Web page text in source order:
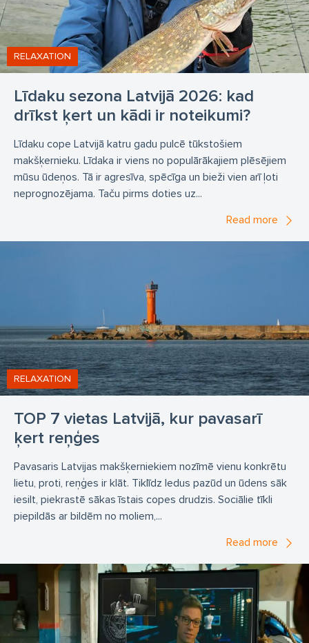
Līdaku sezona Latvijā 2026: kad
drīkst ķert un kādi ir noteikumi?
RELAXATION
Līdaku cope Latvijā katru gadu pulcē tūkstošiem
makšķernieku. Līdaka ir viens no populārākajiem plēsējiem
mūsu ūdeņos. Tā ir agresīva, spēcīga un bieži vien arī ļoti
neprognozējama. Taču pirms doties uz...
Read more
TOP 7 vietas Latvijā, kur pavasarī
ķert reņģes
RELAXATION
Pavasaris Latvijas makšķerniekiem nozīmē vienu konkrētu
lietu, proti, reņģes ir klāt. Tiklīdz ledus pazūd un ūdens sāk
iesilt, piekrastē sākas īstais copes drudzis. Sociālie tīkli
piepildās ar bildēm no moliem,...
Read more